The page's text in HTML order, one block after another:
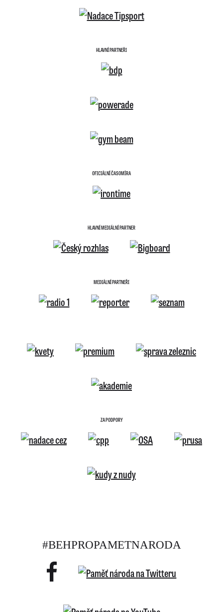
HLAVNÍ PARTNEŘI
OFICIÁLNÍ ČASOMÍRA
HLAVNÍ MEDIÁLNÍ PARTNER
MEDIÁLNÍ PARTNEŘI
ZA PODPORY
#BEHPROPAMETNARODA